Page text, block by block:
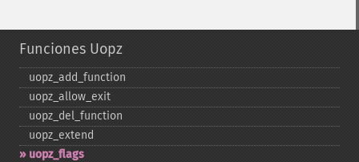
Funciones Uopz
uopz_​add_​function
uopz_​allow_​exit
uopz_​del_​function
uopz_​extend
uopz_​flags